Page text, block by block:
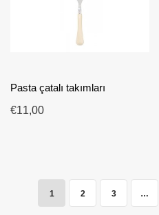
Pasta çatalı takımları
€11,00
1 2 3 …